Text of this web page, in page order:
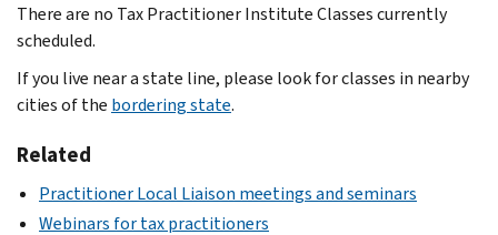
There are no Tax Practitioner Institute Classes currently
scheduled.
If you live near a state line, please look for classes in nearby
cities of the bordering state.
Related
Practitioner Local Liaison meetings and seminars
Webinars for tax practitioners